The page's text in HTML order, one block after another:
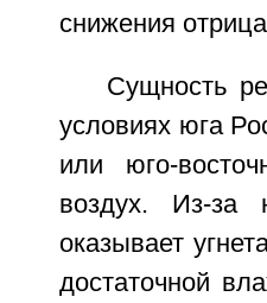
снижения
Сущность
условиях юга
или юго-
воздух. Из-за
оказывает
достаточной